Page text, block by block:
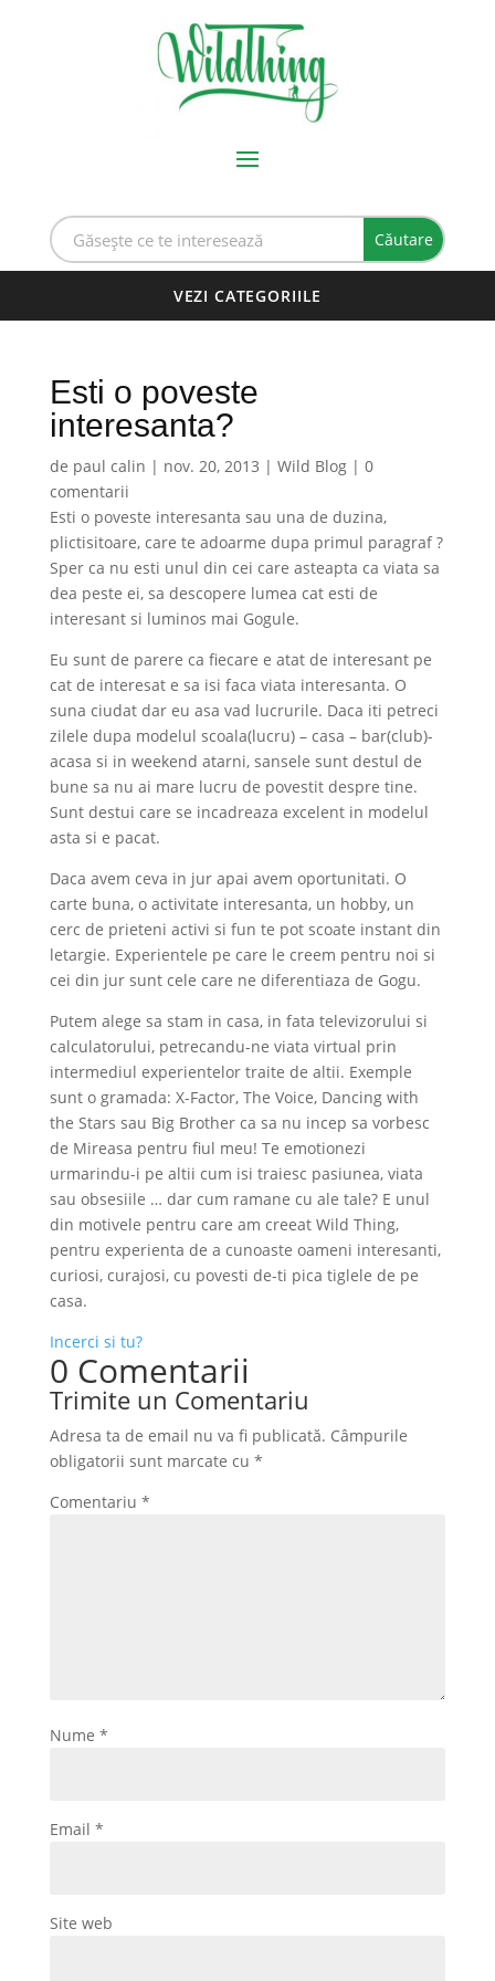
Esti o poveste
interesanta?
de paul calin | nov. 20, 2013 | Wild Blog| 0
comentarii
Esti o poveste interesanta sau una de duzina,
plictisitoare, care te adoarme dupa primul paragraf ?
Sper ca nu esti unul din cei care asteapta ca viata sa
dea peste ei, sa descopere lumea cat esti de
interesant si luminos mai Gogule.
Eu sunt de parere ca fiecare e atat de interesant pe
cat de interesat e sa isi faca viata interesanta. O
suna ciudat dar eu asa vad lucrurile. Daca iti petreci
zilele dupa modelul scoala(lucru) – casa – bar(club)-
acasa si in weekend atarni, sansele sunt destul de
bune sa nu ai mare lucru de povestit despre tine.
Sunt destui care se incadreaza excelent in modelul
asta si e pacat.
Daca avem ceva in jur apai avem oportunitati. O
carte buna, o activitate interesanta, un hobby, un
cerc de prieteni activi si fun te pot scoate instant din
letargie. Experientele pe care le creem pentru noi si
cei din jur sunt cele care ne diferentiaza de Gogu.
Putem alege sa stam in casa, in fata televizorului si
calculatorului, petrecandu-ne viata virtual prin
intermediul experientelor traite de altii. Exemple
sunt o gramada: X-Factor, The Voice, Dancing with
the Stars sau Big Brother ca sa nu incep sa vorbesc
de Mireasa pentru fiul meu! Te emotionezi
urmarindu-i pe altii cum isi traiesc pasiunea, viata
sau obsesiile … dar cum ramane cu ale tale? E unul
din motivele pentru care am creeat Wild Thing,
pentru experienta de a cunoaste oameni interesanti,
curiosi, curajosi, cu povesti de-ti pica tiglele de pe
casa.
Incerci si tu?
0 Comentarii
Trimite un Comentariu
Adresa ta de email nu va fi publicată. Câmpurile
obligatorii sunt marcate cu *
Comentariu *
Nume *
Email *
Site web